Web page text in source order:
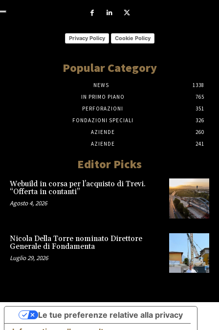
Privacy Policy Cookie Policy
Popular Category
NEWS
1338
IN PRIMO PIANO
765
PERFORAZIONI
351
FONDAZIONI SPECIALI
326
AZIENDE
260
AZIENDE
241
Editor Picks
Webuild in corsa per l’acquisto di Trevi.
“Offerta in contanti”
Agosto 4, 2026
Nicola Della Torre nominato Direttore
Generale di Fondamenta
Luglio 29, 2026
Le tue preferenze relative alla privacy